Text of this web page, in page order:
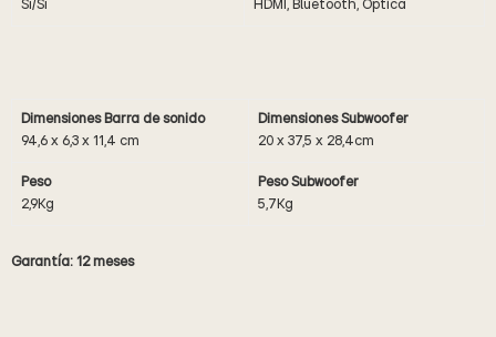
Sí/Sí
HDMI, Bluetooth, Óptica
Dimensiones Barra de sonido
94,6 x 6,3 x 11,4 cm
Dimensiones Subwoofer
20 x 37,5 x 28,4cm
Peso
2,9Kg
Peso Subwoofer
5,7Kg
Garantía: 12 meses